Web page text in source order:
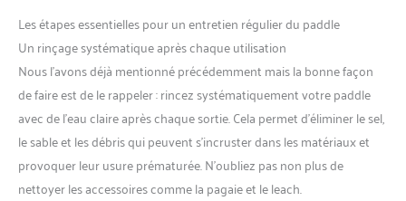
Les étapes essentielles pour un entretien régulier du paddle
Un rinçage systématique après chaque utilisation
Nous l’avons déjà mentionné précédemment mais la bonne façon
de faire est de le rappeler : rincez systématiquement votre paddle
avec de l’eau claire après chaque sortie. Cela permet d’éliminer le sel,
le sable et les débris qui peuvent s’incruster dans les matériaux et
provoquer leur usure prématurée. N’oubliez pas non plus de
nettoyer les accessoires comme la pagaie et le leach.